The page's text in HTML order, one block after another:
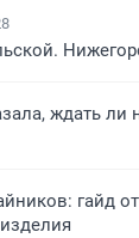
ждать ли
гайд